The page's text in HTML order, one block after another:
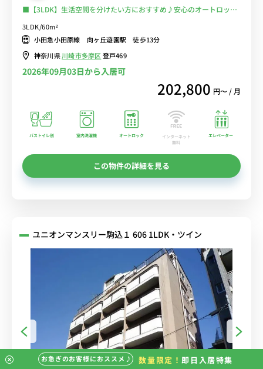
■【3LDK】生活空間を分けたい方におすすめ♪安心のオートロック
台・洗浄便座♪うれしい3口ガスコンロ！【マイクロバブルシャワー
ヘッドがあるお部屋】■選べるWi-Fi格安レンタル中！
3LDK/60m²
小田急小田原線 向ヶ丘遊園駅 徒歩13分
神奈川県川崎市多摩区登戸469
2026年09月03日から入居可
202,800 円〜 / 月
バストイレ別 室内洗濯機 オートロック
インターネット
無料
エレベーター
この物件の詳細を見る
ユニオンマンスリー駒込１ 606 1LDK・ツイン
お急ぎのお客様におススメ♪ 数量限定！ 即日入居特集